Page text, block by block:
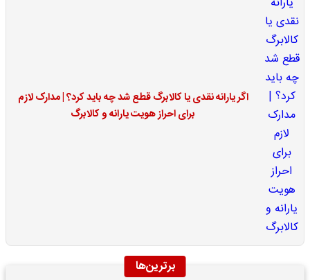
اگر یارانه نقدی یا کالابرگ قطع شد چه باید کرد؟ | مدارک لازم
برای احراز هویت یارانه و کالابرگ
برترین‌ها